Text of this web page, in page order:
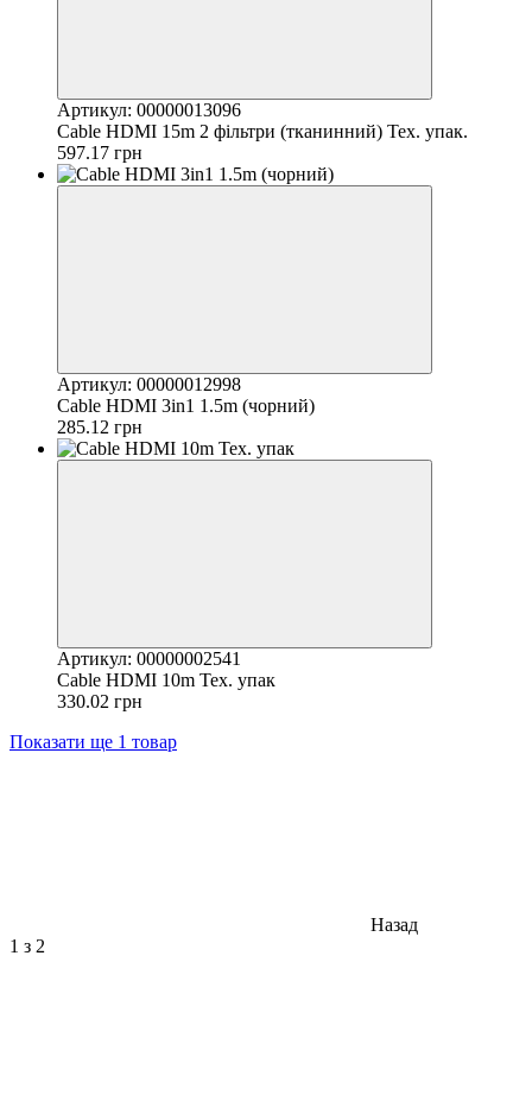
Артикул: 00000013096
Cable HDMI 15m 2 фільтри (тканинний) Тех. упак.
597.17 грн
Артикул: 00000012998
Cable HDMI 3in1 1.5m (чорний)
285.12 грн
Артикул: 00000002541
Cable HDMI 10m Тех. упак
330.02 грн
Показати ще 1 товар
Назад
1 з 2